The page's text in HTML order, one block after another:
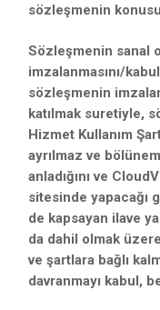
sözleşmenin
Sözleşmenin sanal
imzalanmasını/
sözleşmenin
katılmak suretiyle,
Hizmet Kullanım
ayrılmaz ve
anladığını ve
sitesinde yapacağı
de kapsayan ilave
da dahil olmak
ve şartlara bağlı
davranmayı kabul,